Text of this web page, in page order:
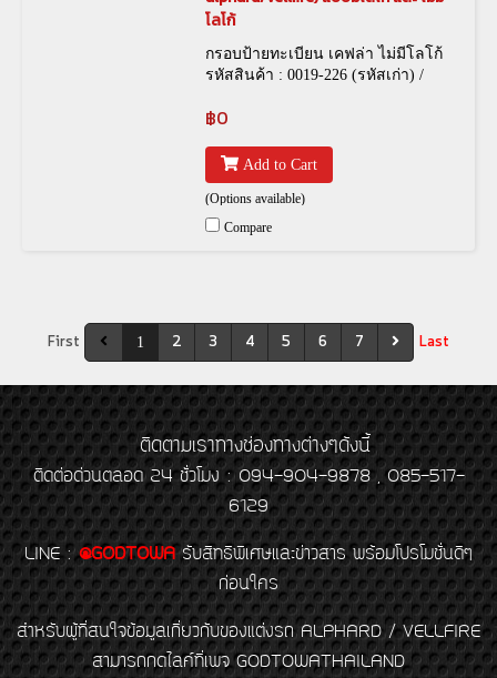
โลโก้
กรอบป้ายทะเบียน เคฟล่า ไม่มีโลโก้
รหัสสินค้า : 0019-226 (รหัสเก่า) /
ทะเบียน Godtowa เคฟล่า 0019-127
฿0
Add to Cart
(Options available)
Compare
First 1 2 3 4 5 6 7 Last
ติดตามเราทางช่องทางต่างๆดังนี้
ติดต่อด่วนตลอด 24 ชั่วโมง : 094-904-9878 , 085-517-
6129
LINE : @GODTOWA รับสิทธิพิเศษและข่าวสาร พร้อมโปรโมชั่นดีๆ
ก่อนใคร
สำหรับผู้ที่สนใจข้อมูลเกี่ยวกับของแต่งรถ ALPHARD / VELLFIRE
สามารถกดไลค์ที่เพจ GODTOWATHAILAND